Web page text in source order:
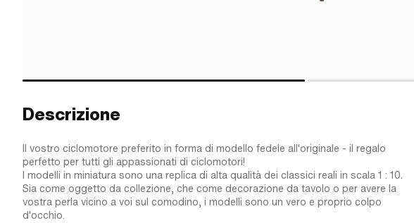
Descrizione
Il vostro ciclomotore preferito in forma di modello fedele all'originale - il regalo
perfetto per tutti gli appassionati di ciclomotori!
I modelli in miniatura sono una replica di alta qualità dei classici reali in scala 1 : 10.
Sia come oggetto da collezione, che come decorazione da tavolo o per avere la
vostra perla vicino a voi sul comodino, i modelli sono un vero e proprio colpo
d'occhio.